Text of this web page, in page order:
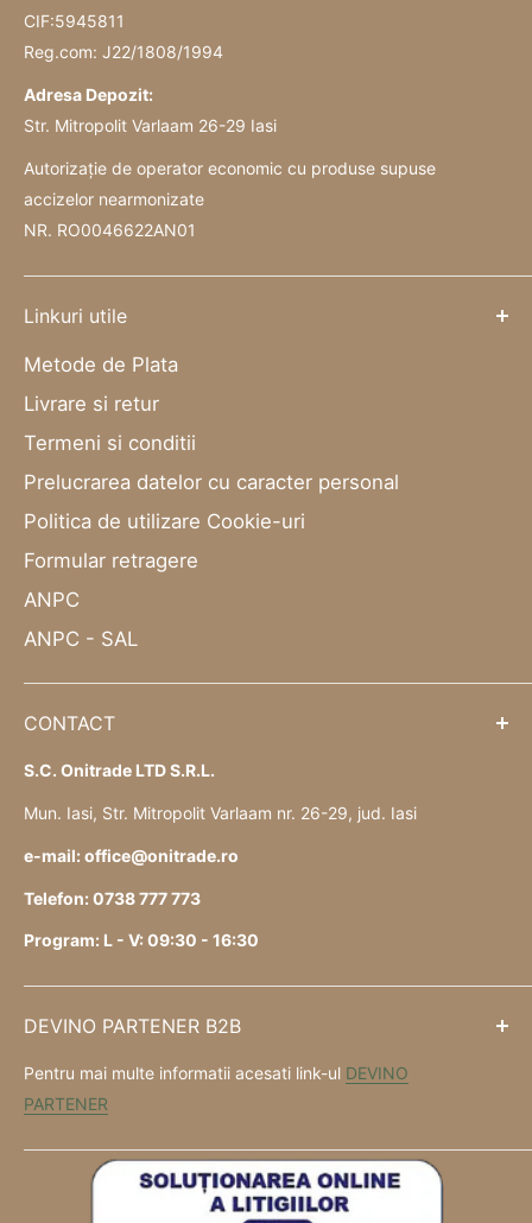
CIF:5945811
Reg.com: J22/1808/1994
Adresa Depozit:
Str. Mitropolit Varlaam 26-29 Iasi
Autorizație de operator economic cu produse supuse
accizelor nearmonizate
NR. RO0046622AN01
Linkuri utile
Metode de Plata
Livrare si retur
Termeni si conditii
Prelucrarea datelor cu caracter personal
Politica de utilizare Cookie-uri
Formular retragere
ANPC
ANPC - SAL
CONTACT
S.C. Onitrade LTD S.R.L.
Mun. Iasi, Str. Mitropolit Varlaam nr. 26-29, jud. Iasi
e-mail: office@onitrade.ro
Telefon: 0738 777 773
Program: L - V: 09:30 - 16:30
DEVINO PARTENER B2B
Pentru mai multe informatii acesati link-ul DEVINO
PARTENER